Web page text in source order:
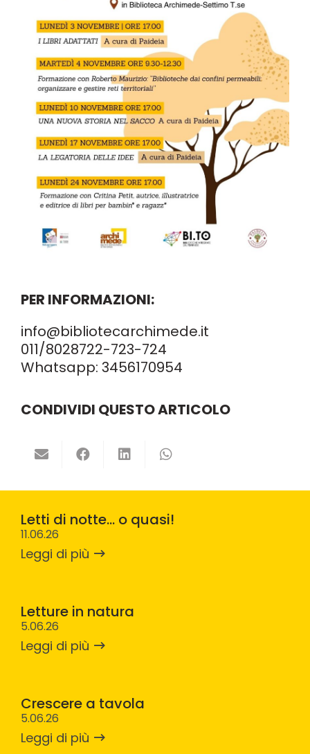
PER INFORMAZIONI:
info@bibliotecarchimede.it
011/8028722-723-724
Whatsapp: 3456170954
CONDIVIDI QUESTO ARTICOLO
Letti di notte… o quasi!
11.06.26
Leggi di più
Letture in natura
5.06.26
Leggi di più
Crescere a tavola
5.06.26
Leggi di più